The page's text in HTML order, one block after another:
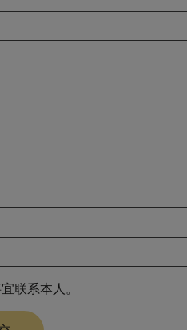
联系本人。